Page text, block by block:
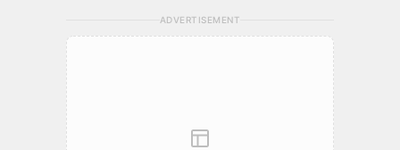
ADVERTISEMENT